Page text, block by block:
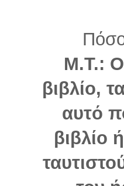
Μ.Τ.:
βιβλίο,
αυτό
βιβλίο